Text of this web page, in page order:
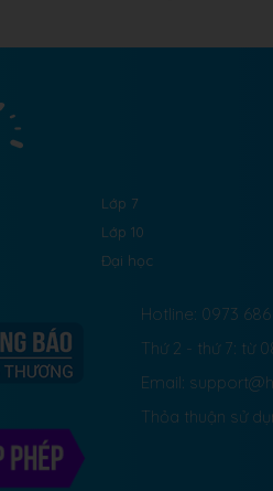
Lớp 7
Lớp 10
Đại học
Hotline: 0973 686
Thứ 2 - thứ 7: từ
Email:
Thỏa thuận sử